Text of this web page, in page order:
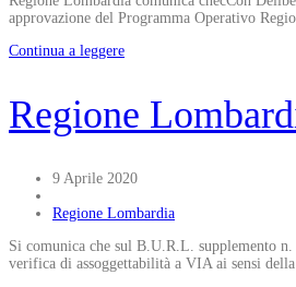
approvazione del Programma Operativo
Continua a leggere
Regione
9 Aprile 2020
Regione Lombardia
Si comunica che sul B.U.R.L. supplemento
verifica di assoggettabilità a VIA ai sensi